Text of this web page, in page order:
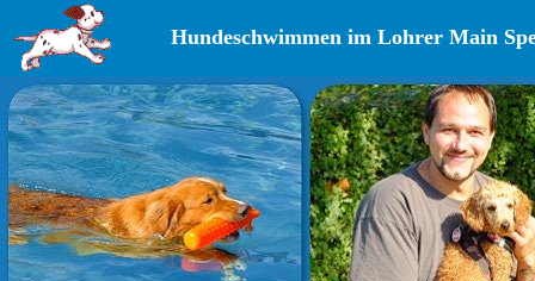
Hundeschwimmen im Lohrer Main